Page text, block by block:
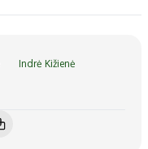
Indrė Kižienė